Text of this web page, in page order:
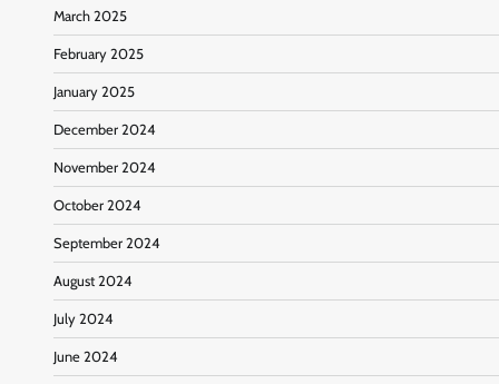
March 2025
February 2025
January 2025
December 2024
November 2024
October 2024
September 2024
August 2024
July 2024
June 2024